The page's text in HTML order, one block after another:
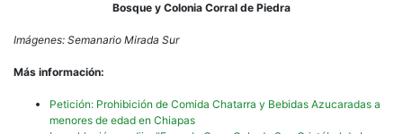
Bosque y Colonia Corral de Piedra
Imágenes: Semanario Mirada Sur
Más información:
Petición: Prohibición de Comida Chatarra y Bebidas Azucaradas a
menores de edad en Chiapas